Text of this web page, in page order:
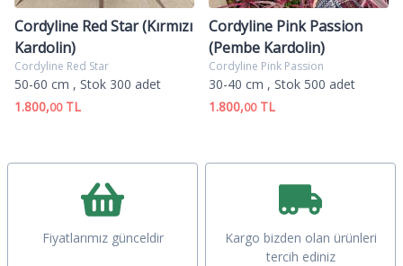
Cordyline Red Star (Kırmızı
Kardolin)
Cordyline Red Star
50-60 cm , Stok 300 adet
1.800,00TL
Cordyline Pink Passion
(Pembe Kardolin)
Cordyline Pink Passion
30-40 cm , Stok 500 adet
1.800,00TL
Fiyatlarımız günceldir
Kargo bizden olan ürünleri
tercih ediniz